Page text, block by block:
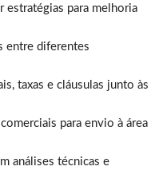
estratégias para melhoria
entre diferentes
taxas e cláusulas junto às
para envio à área
análises técnicas e